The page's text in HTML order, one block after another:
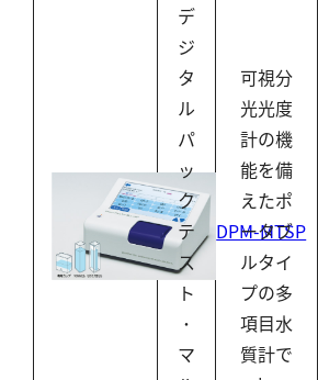
DPM-MTSP
デ
ジ
タ
ル
パ
ッ
ク
テ
ス
ト
･
マ
可視分
光光度
計の機
能を備
えたポ
ータブ
ルタイ
プの多
項目水
質計で